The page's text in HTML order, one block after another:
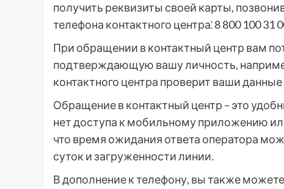
получить реквизиты своей карты,
телефона контактного центра⁚ 8 800 100 31
При обращении в контактный центр вам
подтверждающую вашу личность,
контактного центра проверит ваши
Обращение в контактный центр – это
нет доступа к мобильному приложению
что время ожидания ответа оператора
суток и загруженности линии․
В дополнение к телефону, вы также